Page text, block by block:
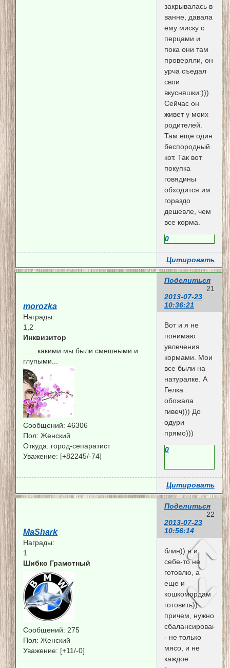
закрывалась в
ванне, давала
ему миску с
перцами и
пока они там
проверяли, он
урча съедал
свои
вкусняшки:)))
Сейчас он
живет у моих
родителей.
Там еще один
беспородный
кот. Так вот
покупка
говядины
обходится им
гораздо
дешевле, чем
все корма.
0
Цитировать
Поделиться
21
2013-07-23
10:36:21
morozka
Награды:
1,2
Инквизитор
.: ... какими мы были смешными и
глупыми...
Сообщений: 46306
Пол: Женский
Откуда: город-сепаратист
Уважение: [+82245/-74]
Вот и я не
понимаю
увлечения
кормами. Мои
все были на
натуралке. А
Гелка
обожала
гивеч))) До
одури
прямо)))
0
Цитировать
Поделиться
22
2013-07-23
10:56:14
MaShark
Награды:
1
Шибко Грамотный
Сообщений: 275
Пол: Женский
Уважение: [+11/-0]
блин)) я и
себе-то не
готовлю, а
еще и
кошкомордам
готовить))
причем, нужно
сбалансировано
- не только
мясо, и не
каждое